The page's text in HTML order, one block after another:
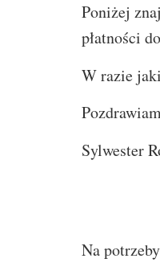
Poniżej
płatności
W razie
Sylwester
Na